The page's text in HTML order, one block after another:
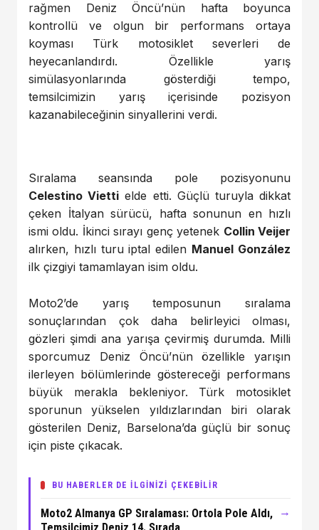
rağmen Deniz Öncü’nün hafta boyunca
kontrollü ve olgun bir performans ortaya
koyması Türk motosiklet severleri de
heyecanlandırdı. Özellikle yarış
simülasyonlarında gösterdiği tempo,
temsilcimizin yarış içerisinde pozisyon
kazanabileceğinin sinyallerini verdi.
Sıralama seansında pole pozisyonunu
Celestino Vietti elde etti. Güçlü turuyla dikkat
çeken İtalyan sürücü, hafta sonunun en hızlı
ismi oldu. İkinci sırayı genç yetenek Collin Veijer
alırken, hızlı turu iptal edilen Manuel González
ilk çizgiyi tamamlayan isim oldu.
Moto2’de yarış temposunun sıralama
sonuçlarından çok daha belirleyici olması,
gözleri şimdi ana yarışa çevirmiş durumda. Milli
sporcumuz Deniz Öncü’nün özellikle yarışın
ilerleyen bölümlerinde göstereceği performans
büyük merakla bekleniyor. Türk motosiklet
sporunun yükselen yıldızlarından biri olarak
gösterilen Deniz, Barselona’da güçlü bir sonuç
için piste çıkacak.
BU HABERLER DE İLGİNİZİ ÇEKEBİLİR
Moto2 Almanya GP Sıralaması: Ortola Pole Aldı,
→